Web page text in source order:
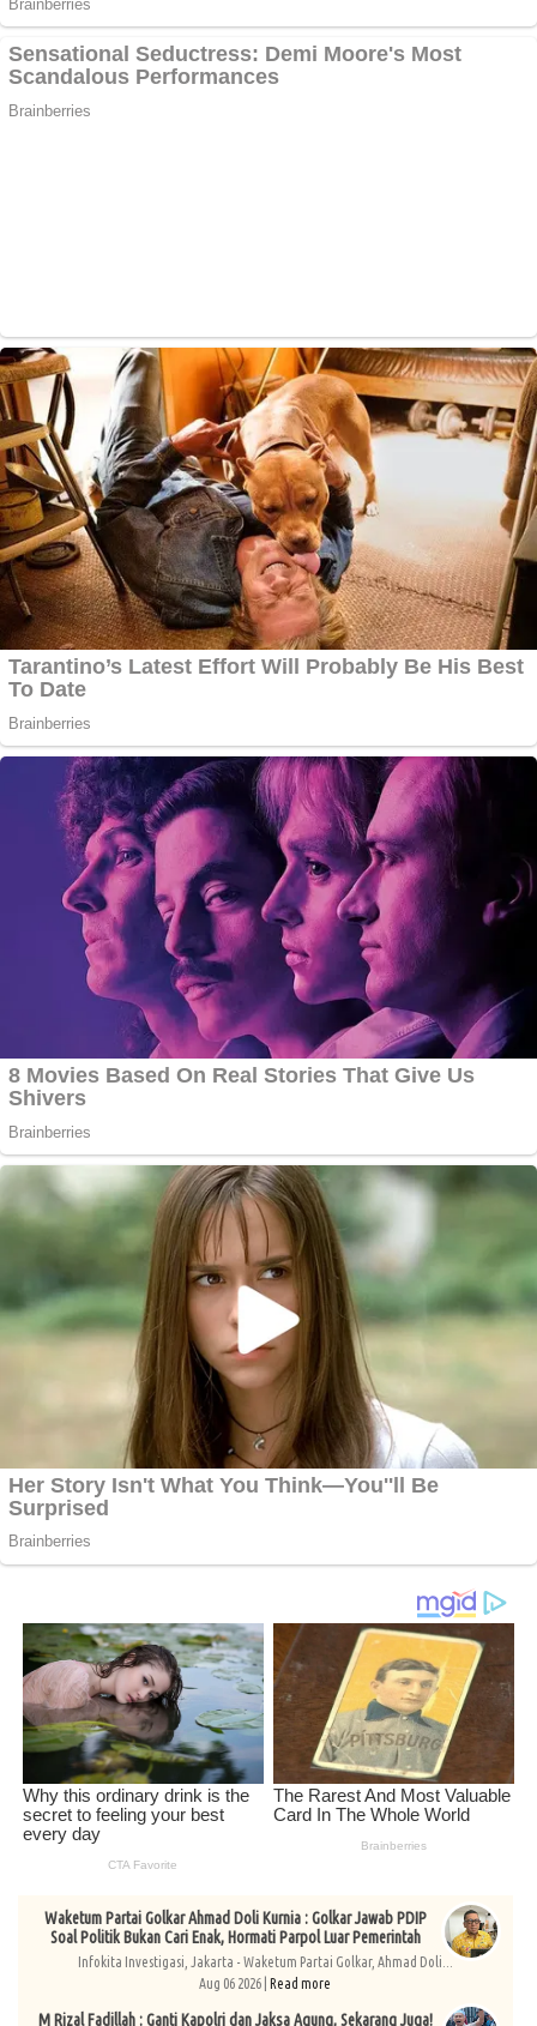
Waketum Partai Golkar Ahmad Doli Kurnia : Golkar Jawab PDIP
Soal Politik Bukan Cari Enak, Hormati Parpol Luar Pemerintah
Infokita Investigasi, Jakarta - Waketum Partai Golkar, Ahmad Doli...
Aug 06 2026 | Read more
M Rizal Fadillah : Ganti Kapolri dan Jaksa Agung, Sekarang Juga!